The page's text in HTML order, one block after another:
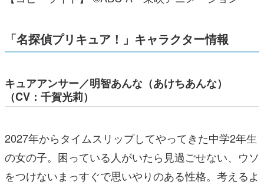
「名探偵プリキュア！」キャラクター情報
キュアアンサー／明智あんな（あけちあんな）
（CV：千賀光莉）
2027年からタイムスリップしてやってきた中学2年生
の女の子。困っている人がいたら見過ごせない、ウソ
をつけないまっすぐで思いやりのある性格。考えるよ